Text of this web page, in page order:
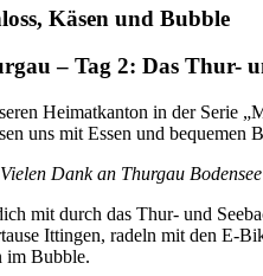
Käsen und Bubble
– Tag 2: Das Thur-
Heimatkanton in der Serie
uns mit Essen und bequemen
Dank an Thurgau
mit durch das Thur- und
Ittingen, radeln mit den E-
im Bubble.